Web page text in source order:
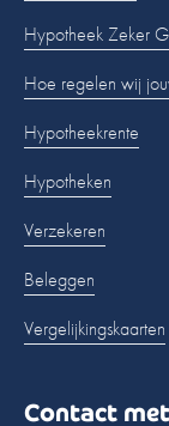
Hypotheek Zeker
Hoe regelen wij
Hypotheekrente
Hypotheken
Verzekeren
Beleggen
Vergelijkingskaarten
Contact